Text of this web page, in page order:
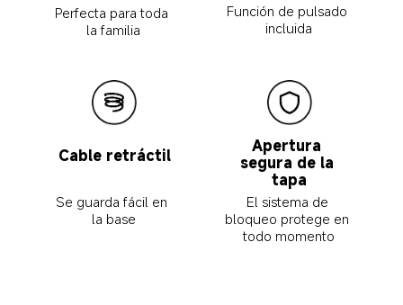
Perfecta para toda
la familia
Función de pulsado
incluida
Cable retráctil
Se guarda fácil en
la base
Apertura
segura de la
tapa
El sistema de
bloqueo protege en
todo momento